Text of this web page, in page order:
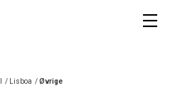
/ Lisboa /Øvrige